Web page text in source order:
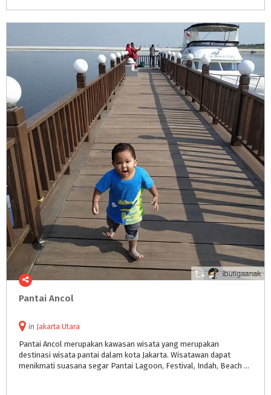
Pantai Ancol
in Jakarta Utara
Pantai Ancol merupakan kawasan wisata yang merupakan
destinasi wisata pantai dalam kota Jakarta. Wisatawan dapat
menikmati suasana segar Pantai Lagoon, Festival, Indah, Beach Pool dan Carnaval, serta Danau Impian.